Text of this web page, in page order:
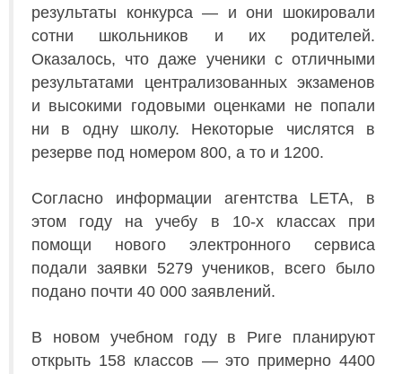
результаты конкурса — и они шокировали
сотни школьников и их родителей.
Оказалось, что даже ученики с отличными
результатами централизованных экзаменов
и высокими годовыми оценками не попали
ни в одну школу. Некоторые числятся в
резерве под номером 800, а то и 1200.
Согласно информации агентства LETA, в
этом году на учебу в 10-х классах при
помощи нового электронного сервиса
подали заявки 5279 учеников, всего было
подано почти 40 000 заявлений.
В новом учебном году в Риге планируют
открыть 158 классов — это примерно 4400